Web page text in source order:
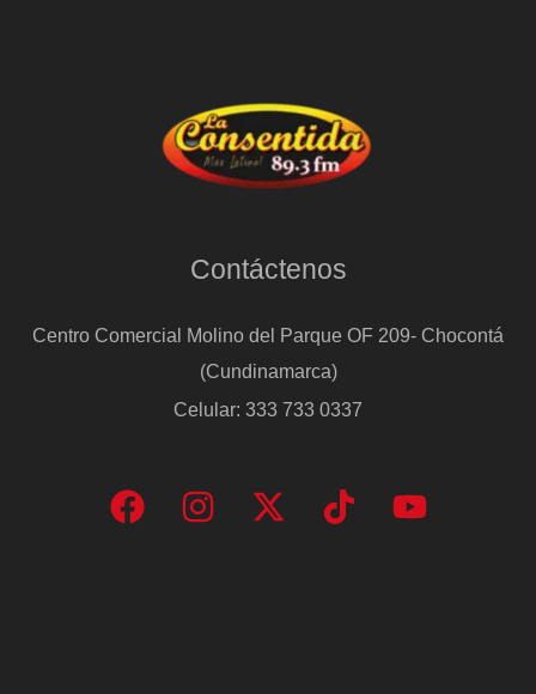
Contáctenos
Centro Comercial Molino del Parque OF 209- Chocontá
(Cundinamarca)
Celular: 333 733 0337